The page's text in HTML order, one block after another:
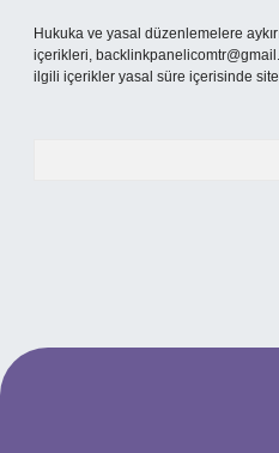
Hukuka ve yasal düzenlemelere
içerikleri,
ilgili içerikler yasal süre içerisinde